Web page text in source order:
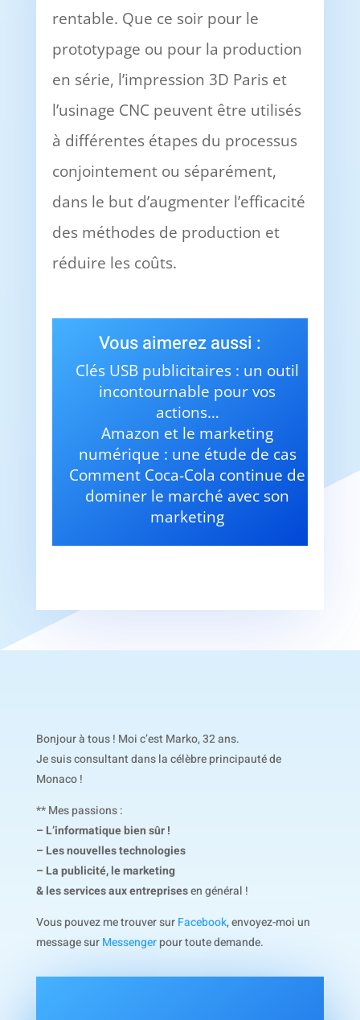
rentable. Que ce soir pour le
prototypage ou pour la production
en série, l’impression 3D Paris et
l’usinage CNC peuvent être utilisés
à différentes étapes du processus
conjointement ou séparément,
dans le but d’augmenter l’efficacité
des méthodes de production et
réduire les coûts.
Vous aimerez aussi :
Clés USB publicitaires : un outil
incontournable pour vos
actions…
Amazon et le marketing
numérique : une étude de cas
Comment Coca-Cola continue de
dominer le marché avec son
marketing
Bonjour à tous ! Moi c’est Marko, 32 ans.
Je suis consultant dans la célèbre principauté de
Monaco !
** Mes passions :
– L’informatique bien sûr !
– Les nouvelles technologies
– La publicité, le marketing
& les services aux entreprisesen général !
Vous pouvez me trouver sur Facebook, envoyez-moi un
message sur Messenger pour toute demande.